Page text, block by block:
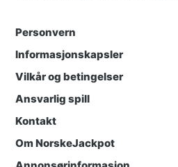
Personvern
Informasjonskapsler
Vilkår og betingelser
Ansvarlig spill
Kontakt
Om NorskeJackpot